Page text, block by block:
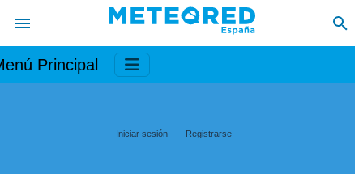
Principal
Iniciar sesión Registrarse